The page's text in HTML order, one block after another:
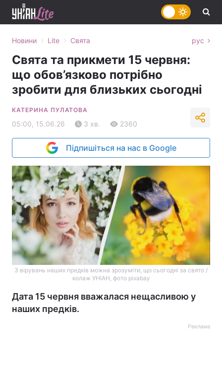
Новини › Lite › Свята рус
Свята та прикмети 15 червня:
що обов’язково потрібно
зробити для близьких сьогодні
КАТЕРИНА ПУЛАТОВА
05:00, 15.06.26 3 хв. 2360
Підпишіться на нас в Google
З вірувань наших предків можна зрозуміти, що сьогодні за свято /
колаж УНІАН, фото pixabay
Дата 15 червня вважалася нещасливою у
наших предків.
Реклама